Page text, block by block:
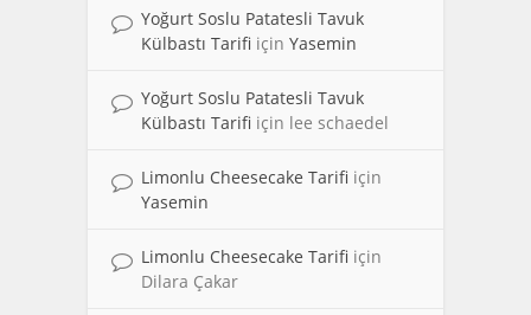
Yoğurt Soslu Patatesli Tavuk
Külbastı Tarifi için Yasemin
Yoğurt Soslu Patatesli Tavuk
Külbastı Tarifi için lee schaedel
Limonlu Cheesecake Tarifi için
Yasemin
Limonlu Cheesecake Tarifi için
Dilara Çakar